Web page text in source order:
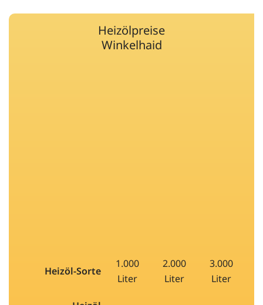
Heizölpreise
Winkelhaid
Heizöl-Sorte
1.000
Liter
2.000
Liter
3.000
Liter